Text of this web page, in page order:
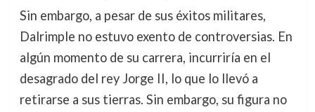
Sin embargo, a pesar de sus éxitos militares,
Dalrimple no estuvo exento de controversias. En
algún momento de su carrera, incurriría en el
desagrado del rey Jorge II, lo que lo llevó a
retirarse a sus tierras. Sin embargo, su figura no